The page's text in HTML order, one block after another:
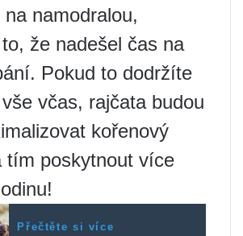
namodralou,
že nadešel čas na
Pokud to dodržíte
včas, rajčata budou
kořenový
tím poskytnout více
Přečtěte si více